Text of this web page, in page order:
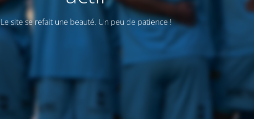
Le site se refait une beauté. Un peu de patience !